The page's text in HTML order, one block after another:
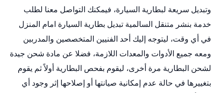
وتبديل سريعة لبطارية السيارة، فيمكنك التواصل معنا لطلب
خدمة بنشر متنقل السالمية تبديل بطارية السيارة امام المنزل
في أي وقت، ليتوجه إليك أحد الفنيين المتخصصين والمدربين
ومعه جميع الأدوات والمعدات اللازمة، فضلا عن مادة شحن جيدة
لشحن البطارية مرة أخرى، ليقوم بفحص البطارية أولاً ثم يقوم
بتغييرها في حالة عدم إمكانية صيانتها أو إصلاحها إثر وجود أي